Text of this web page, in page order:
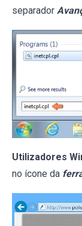
separador
Utilizadores
no ícone da